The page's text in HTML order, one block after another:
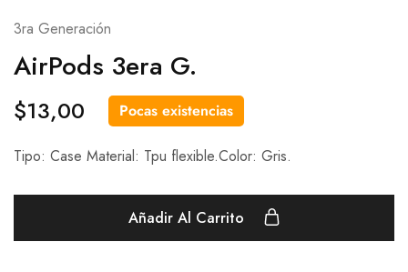
3ra Generación
AirPods 3era G.
$13,00 Pocas existencias
Tipo: Case Material: Tpu flexible.Color: Gris.
Añadir Al Carrito